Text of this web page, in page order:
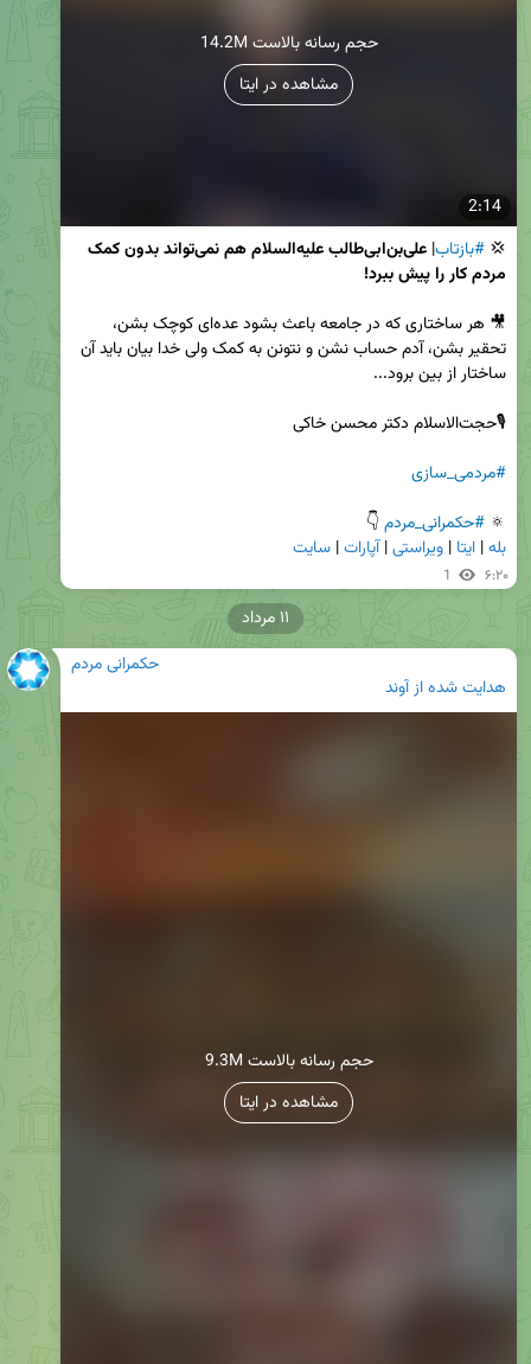
2:14
14.2M حجم رسانه بالاست
مشاهده در ایتا
💢 #بازتاب|
مردم کار را پیش ببرد!
#مردمی_سازی
🔅 #حکمرانی_مردم 👇
بله | ایتا | ویراستی | آپارات | سایت
1 ۶:۲۰
حکمرانی مردم
هدایت شده ازآوند
9.3M حجم رسانه بالاست
مشاهده در ایتا
۱۱ مرداد